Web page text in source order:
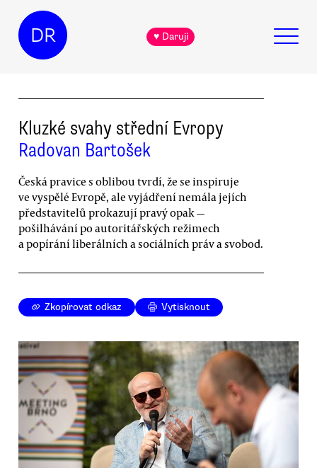
DR ♥ Daruji
Kluzké svahy střední Evropy
Radovan Bartošek
Česká pravice s oblibou tvrdí, že se inspiruje
ve vyspělé Evropě, ale vyjádření nemála jejích
představitelů prokazují pravý opak —
pošilhávání po autoritářských režimech
a popírání liberálních a sociálních práv a svobod.
Zkopírovat odkaz Vytisknout